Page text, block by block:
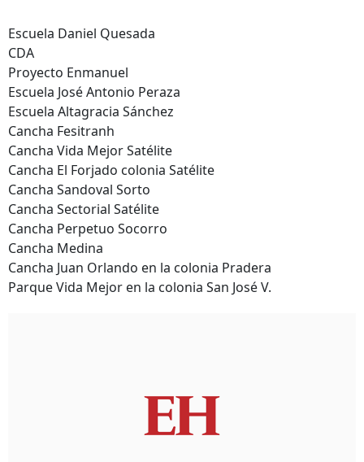
Escuela Daniel Quesada
CDA
Proyecto Enmanuel
Escuela José Antonio Peraza
Escuela Altagracia Sánchez
Cancha Fesitranh
Cancha Vida Mejor Satélite
Cancha El Forjado colonia Satélite
Cancha Sandoval Sorto
Cancha Sectorial Satélite
Cancha Perpetuo Socorro
Cancha Medina
Cancha Juan Orlando en la colonia Pradera
Parque Vida Mejor en la colonia San José V.